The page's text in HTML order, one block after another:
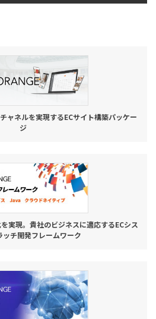
ャネルを実現するECサイト構築パッケー
ジ
実現。貴社のビジネスに適応するECシス
ッチ開発フレームワーク